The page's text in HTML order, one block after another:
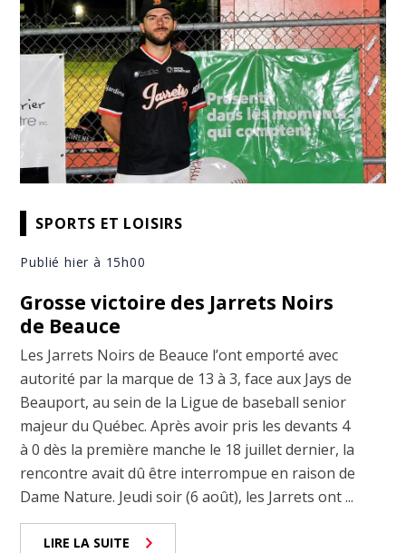
SPORTS ET LOISIRS
Publié hier à 15h00
Grosse victoire des Jarrets Noirs
de Beauce
Les Jarrets Noirs de Beauce l’ont emporté avec
autorité par la marque de 13 à 3, face aux Jays de
Beauport, au sein de la Ligue de baseball senior
majeur du Québec. Après avoir pris les devants 4
à 0 dès la première manche le 18 juillet dernier, la
rencontre avait dû être interrompue en raison de
Dame Nature. Jeudi soir (6 août), les Jarrets ont ...
LIRE LA SUITE